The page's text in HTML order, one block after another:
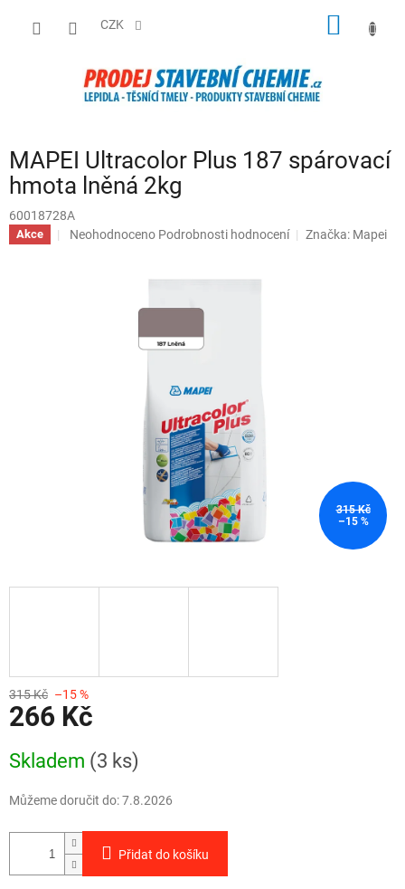
CZK
MAPEI Ultracolor Plus 187 spárovací
hmota lněná 2kg
60018728A
Akce
Průměrné
Neohodnoceno Podrobnosti hodnocení Značka: Mapei
315 Kč
–15 %
315 Kč –15 %
266 Kč
cena:
Skladem (3 ks)
Můžeme doručit do:7.8.2026
Přidat do košíku